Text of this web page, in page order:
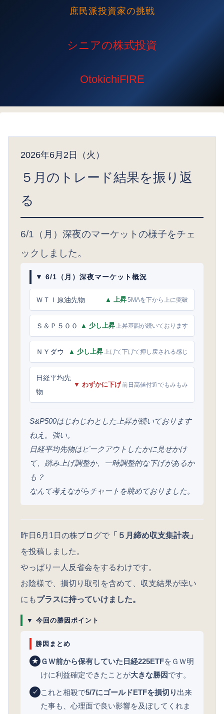
庶民派投資家の挑戦
2026年6月2日（火）
５月のトレード結果を振り返
る
6/1（月）深夜のマーケットの様子をチェ
ックしました。
▼ 6/1（月）深夜マーケット概況
ＷＴＩ原油先物 ▲ 上昇5MAを下から上に突破
Ｓ＆Ｐ５００ ▲ 少し上昇上昇基調が続いております
ＮＹダウ ▲ 少し上昇上げて下げて押し戻される感じ
日経平均先
物
▼ わずかに下げ前日高値付近でもみもみ
S&P500はじわじわとした上昇が続いております
ねえ。強い。
日経平均先物はピークアウトしたかに見せかけ
て、踏み上げ調整か、一時調整的な下げがあるか
も？
なんて考えながらチャートを眺めておりました。
昨日6月1日の株ブログで 「５月締め収支集計表」
を投稿しました。
やっぱり一人反省会をするわけです。
お陰様で、損切り取引を含めて、収支結果が幸い
にもプラスに持っていけました。
▼ 今回の勝因ポイント
勝因まとめ
★ ＧＷ前から保有していた日経225ETFをＧＷ明
けに利益確定できたことが大きな勝因です。
✓ これと相殺で5/7にゴールドETFを損切り 出来
た事も、心理面で良い影響を及ぼしてくれま